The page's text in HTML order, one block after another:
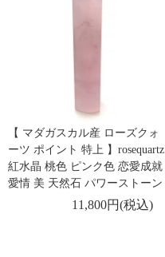
【 マダガスカル産 ローズクォ
ーツ ポイント 特上 】rosequartz
紅水晶 桃色 ピンク色 恋愛成就
愛情 美 天然石 パワーストーン
11,800円(税込)